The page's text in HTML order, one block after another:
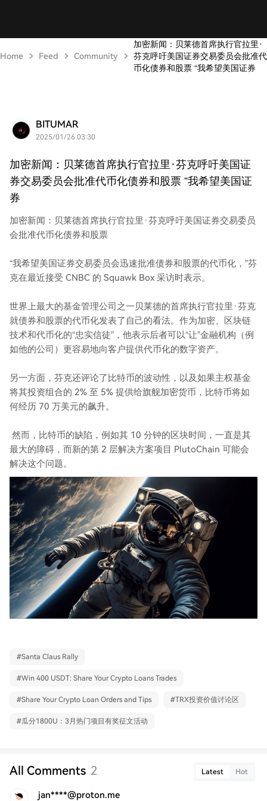
Home Feed Community
加密新闻：贝莱德首席执行官拉里·
芬克呼吁美国证券交易委员会批准代
币化债券和股票 “我希望美国证券
BITUMAR
2025/01/26 03:30
加密新闻：贝莱德首席执行官拉里·芬克呼吁美国证
券交易委员会批准代币化债券和股票 “我希望美国证
券
加密新闻：贝莱德首席执行官拉里·芬克呼吁美国证券交易委员
会批准代币化债券和股票
“我希望美国证券交易委员会迅速批准债券和股票的代币化，”芬
克在最近接受 CNBC 的 Squawk Box 采访时表示。
世界上最大的基金管理公司之一贝莱德的首席执行官拉里·芬克
就债券和股票的代币化发表了自己的看法。作为加密、区块链
技术和代币化的“忠实信徒”，他表示后者可以“让”金融机构（例
如他的公司）更容易地向客户提供代币化的数字资产。
另一方面，芬克还评论了比特币的波动性，以及如果主权基金
将其投资组合的 2% 至 5% 提供给旗舰加密货币，比特币将如
何经历 70 万美元的飙升。
然而，比特币的缺陷，例如其 10 分钟的区块时间，一直是其
最大的障碍，而新的第 2 层解决方案项目 PlutoChain 可能会
解决这个问题。
#Santa Claus Rally
#Win 400 USDT: Share Your Crypto Loans Trades
#Share Your Crypto Loan Orders and Tips #TRX投资价值讨论区
#瓜分1800U：3月热门项目有奖征文活动
All Comments 2 Latest Hot
jan****@proton.me